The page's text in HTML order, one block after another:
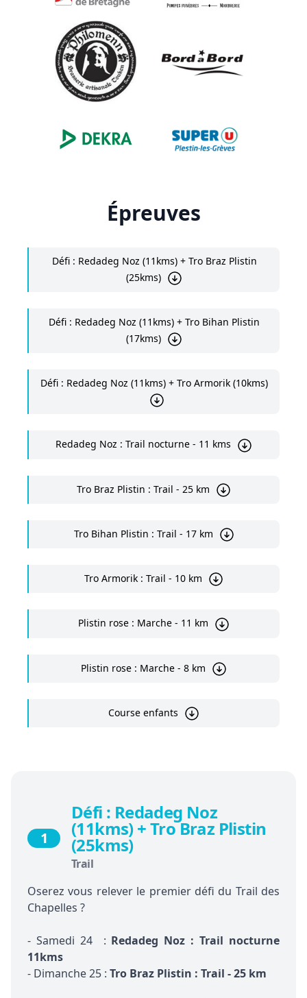
Épreuves
Défi : Redadeg Noz (11kms) + Tro Braz Plistin
(25kms)
Défi : Redadeg Noz (11kms) + Tro Bihan Plistin
(17kms)
Défi : Redadeg Noz (11kms) + Tro Armorik (10kms)
Redadeg Noz : Trail nocturne - 11 kms
Tro Braz Plistin : Trail - 25 km
Tro Bihan Plistin : Trail - 17 km
Tro Armorik : Trail - 10 km
Plistin rose : Marche - 11 km
Plistin rose : Marche - 8 km
Course enfants
1
Défi : Redadeg Noz
(11kms) + Tro Braz Plistin
(25kms)
Trail
Oserez vous relever le premier défi du Trail des
Chapelles ?
- Samedi 24 : Redadeg Noz : Trail nocturne
11kms
- Dimanche 25 : Tro Braz Plistin : Trail - 25 km